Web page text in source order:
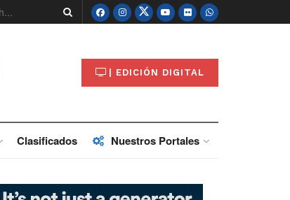
| EDICIÓN DIGITAL
Clasificados Nuestros Portales